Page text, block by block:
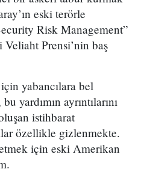
eski terörle
Risk Management”
Prensi’nin baş
yabancılara bel
yardımın ayrıntılarını
istihbarat
özellikle gizlenmekte.
için eski Amerikan